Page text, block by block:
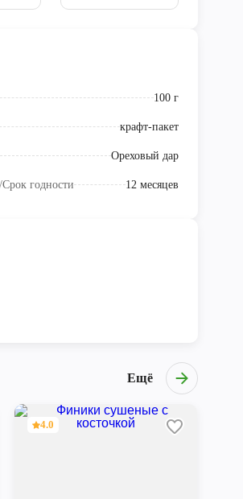
100 г
крафт-пакет
Ореховый дар
годности 12 месяцев
Ещё
4.0